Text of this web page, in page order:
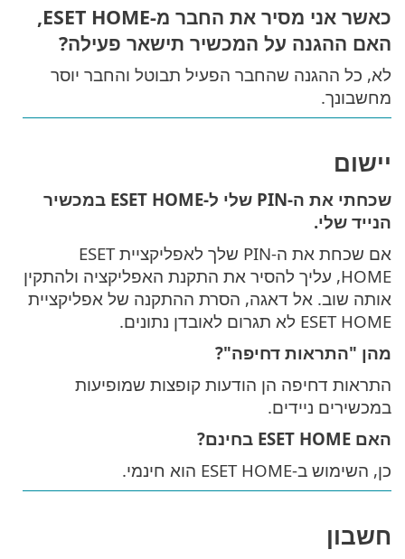
כאשר אני מסיר את החבר מ-ESET HOME,
האם ההגנה על המכשיר תישאר פעילה?
לא, כל ההגנה שהחבר הפעיל תבוטל והחבר יוסר
מחשבונך.
יישום
שכחתי את ה-PIN שלי ל-ESET HOME במכשיר
הנייד שלי.
אם שכחת את ה-PIN שלך לאפליקציית ESET
HOME, עליך להסיר את התקנת האפליקציה ולהתקין
אותה שוב. אל דאגה, הסרת ההתקנה של אפליקציית
ESET HOME לא תגרום לאובדן נתונים.
מהן "התראות דחיפה"?
התראות דחיפה הן הודעות קופצות שמופיעות
במכשירים ניידים.
האם ESET HOME בחינם?
כן, השימוש ב-ESET HOME הוא חינמי.
חשבון